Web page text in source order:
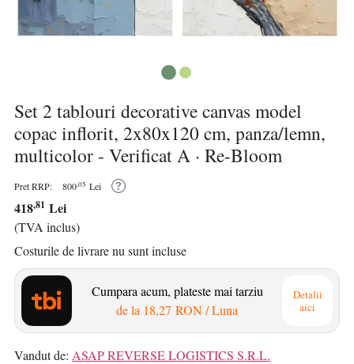
Set 2 tablouri decorative canvas model
copac inflorit, 2x80x120 cm, panza/lemn,
multicolor - Verificat A · Re-Bloom
Pret RRP: 800,05 Lei
418,81 Lei
(TVA inclus)
Costurile de livrare nu sunt incluse
Cumpara acum, plateste mai tarziu
de la 18,27 RON/ Luna
Detalii
aici
Vandut de: ASAP REVERSE LOGISTICS S.R.L.